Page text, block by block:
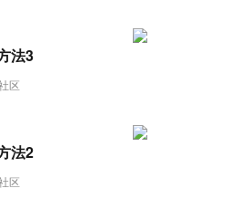
区
法3
区
法2